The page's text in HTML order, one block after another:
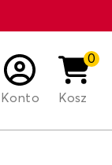
Konto
0
Kosz